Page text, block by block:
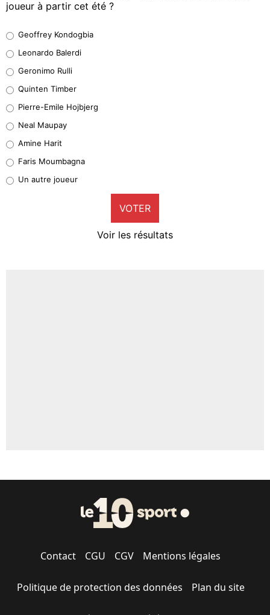
joueur à partir cet été ?
38%
32%
5%
1%
9%
Geoffrey Kondogbia
Leonardo Balerdi
Geronimo Rulli
Quinten Timber
Pierre-Emile Hojbjerg
Neal Maupay
Amine Harit
Faris Moumbagna
Un autre joueur
VOTER
Voir les résultats
Contact CGU CGV Mentions légales
Politique de protection des données Plan du site